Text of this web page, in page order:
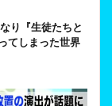
り『生徒たちと
てしまった世界